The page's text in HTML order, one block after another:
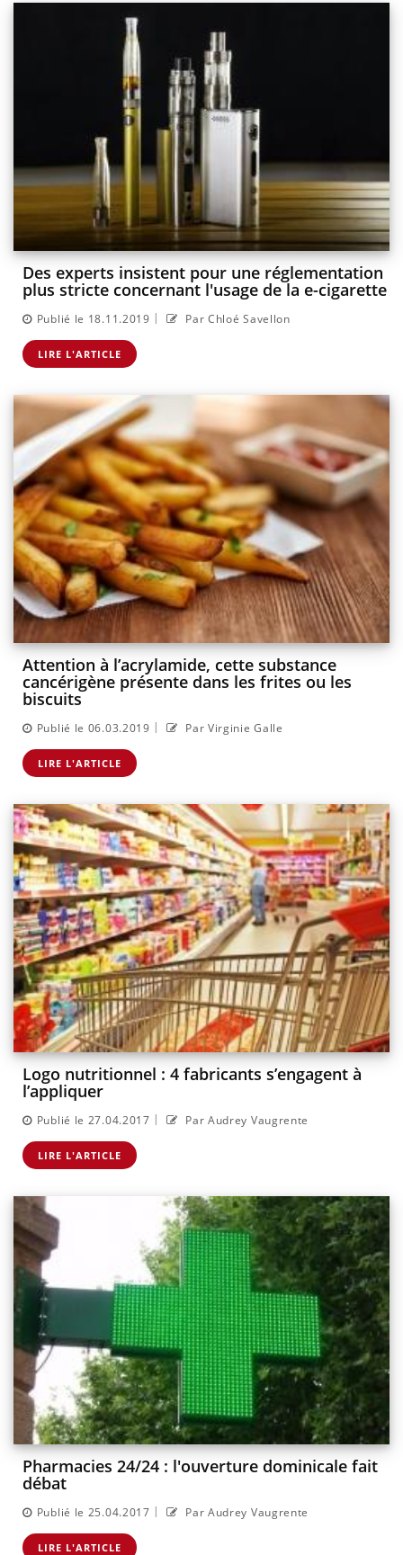
Des experts insistent pour une réglementation
plus stricte concernant l'usage de la e-cigarette
Publié le 18.11.2019 | Par Chloé Savellon
LIRE L'ARTICLE
Attention à l’acrylamide, cette substance
cancérigène présente dans les frites ou les
biscuits
Publié le 06.03.2019 | Par Virginie Galle
LIRE L'ARTICLE
Logo nutritionnel : 4 fabricants s’engagent à
l’appliquer
Publié le 27.04.2017 | Par Audrey Vaugrente
LIRE L'ARTICLE
Pharmacies 24/24 : l'ouverture dominicale fait
débat
Publié le 25.04.2017 | Par Audrey Vaugrente
LIRE L'ARTICLE